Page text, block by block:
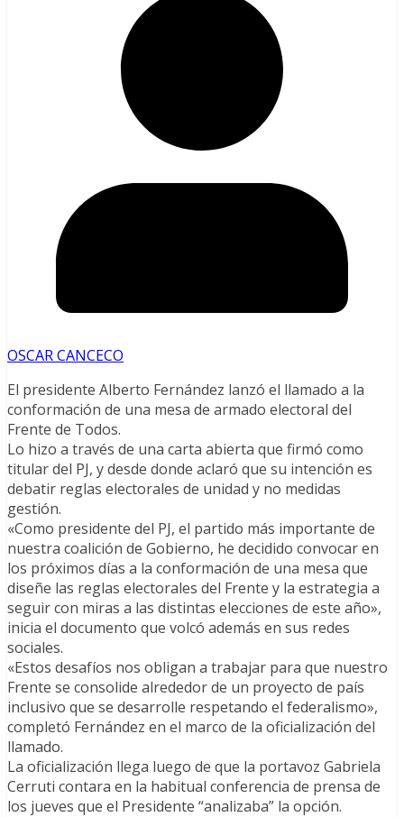
OSCAR CANCECO
El presidente Alberto Fernández lanzó el llamado a la
conformación de una mesa de armado electoral del
Frente de Todos.
Lo hizo a través de una carta abierta que firmó como
titular del PJ, y desde donde aclaró que su intención es
debatir reglas electorales de unidad y no medidas
gestión.
«Como presidente del PJ, el partido más importante de
nuestra coalición de Gobierno, he decidido convocar en
los próximos días a la conformación de una mesa que
diseñe las reglas electorales del Frente y la estrategia a
seguir con miras a las distintas elecciones de este año»,
inicia el documento que volcó además en sus redes
sociales.
«Estos desafíos nos obligan a trabajar para que nuestro
Frente se consolide alrededor de un proyecto de país
inclusivo que se desarrolle respetando el federalismo»,
completó Fernández en el marco de la oficialización del
llamado.
La oficialización llega luego de que la portavoz Gabriela
Cerruti contara en la habitual conferencia de prensa de
los jueves que el Presidente “analizaba” la opción.